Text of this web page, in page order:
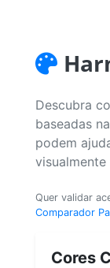
Descubra
baseadas
podem
visualmente
Quer validar
Comparador
Cores